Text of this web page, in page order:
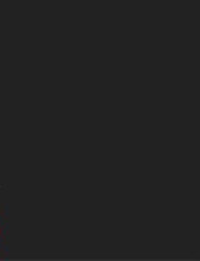
落肩重磅精梳棉